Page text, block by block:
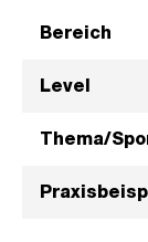
Bereich
Level
Thema/